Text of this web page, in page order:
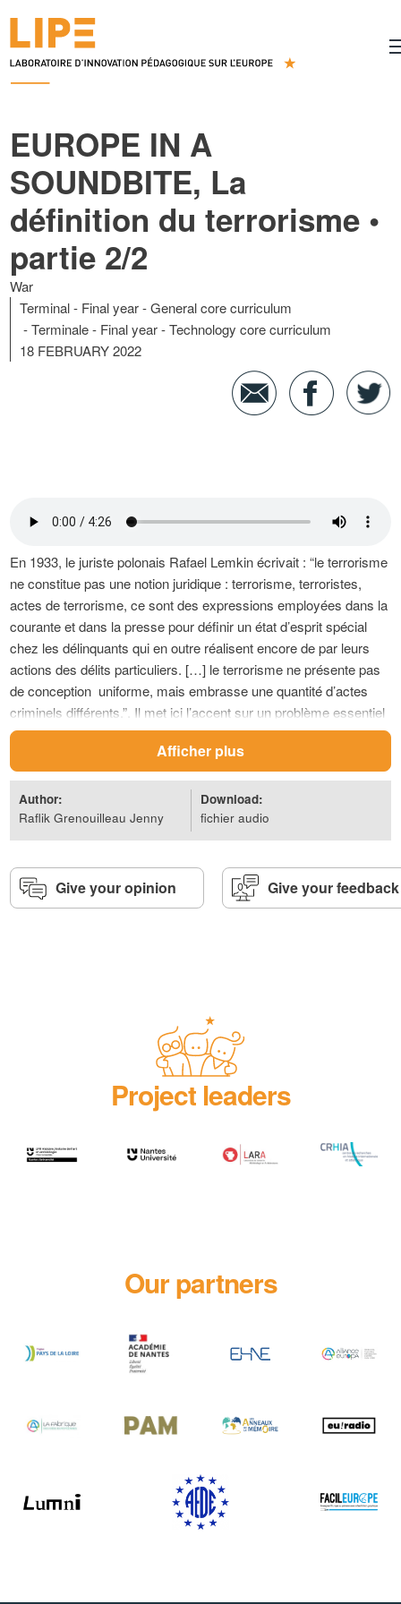
EUROPE IN A
SOUNDBITE, La
définition du terrorisme •
partie 2/2
War
Terminal - Final year - General core curriculum
Terminale - Final year - Technology core curriculum
18 FEBRUARY 2022
En 1933, le juriste polonais Rafael Lemkin écrivait : “le terrorisme
ne constitue pas une notion juridique : terrorisme, terroristes,
actes de terrorisme, ce sont des expressions employées dans la
courante et dans la presse pour définir un état d’esprit spécial
chez les délinquants qui en outre réalisent encore de par leurs
actions des délits particuliers. […] le terrorisme ne présente pas
de conception uniforme, mais embrasse une quantité d’actes
criminels différents.”. Il met ici l’accent sur un problème essentiel
dès lors que l’on parle de terrorisme : celui de la définition.
Quelle est l’histoire du mot “terrorisme” ? Comme le définir ? En
existe-t-il une définition internationale ?
Capsule réalisée à partir d’un texte original deJenny Raflik
Grenouilleau.
Voix :Virginie Chaillou-Atrous
Afficher plus
Author:
Raflik Grenouilleau Jenny
Download:
fichier audio
Give your opinion Give your feedback
Project leaders
Our partners